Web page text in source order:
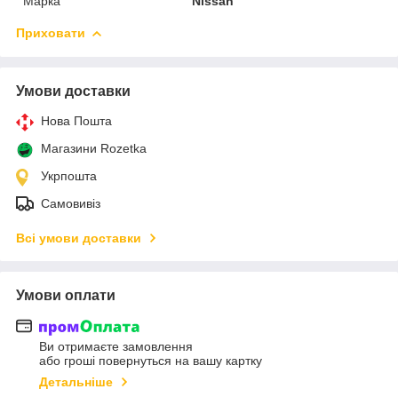
Приховати
Умови доставки
Нова Пошта
Магазини Rozetka
Укрпошта
Самовивіз
Всі умови доставки
Умови оплати
Ви отримаєте замовлення
або гроші повернуться на вашу картку
Детальніше